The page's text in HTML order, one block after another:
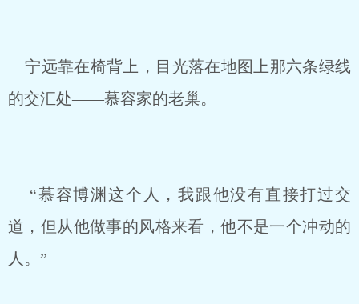
宁远靠在椅背上，目光落在地图上那六条绿线
的交汇处——慕容家的老巢。
“慕容博渊这个人，我跟他没有直接打过交
道，但从他做事的风格来看，他不是一个冲动的
人。”